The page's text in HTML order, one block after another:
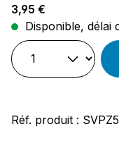
Prix régulier :
3,95 €
Disponible, délai
Réf. produit : SVPZ5